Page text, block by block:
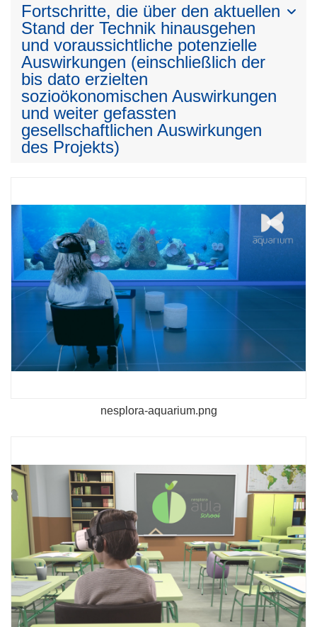
Fortschritte, die über den aktuellen
Stand der Technik hinausgehen
und voraussichtliche potenzielle
Auswirkungen (einschließlich der
bis dato erzielten
sozioökonomischen Auswirkungen
und weiter gefassten
gesellschaftlichen Auswirkungen
des Projekts)
nesplora-aquarium.png